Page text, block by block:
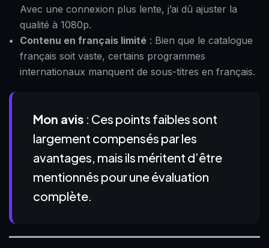
Avec une connexion plus lente, j’ai dû ajuster la
qualité à 1080p.
Contenu en français limité : Bien que le catalogue
français soit vaste, certains programmes
internationaux manquent de sous-titres en français.
Mon avis : Ces points faibles sont
largement compensés par les
avantages, mais ils méritent d’être
mentionnés pour une évaluation
complète.